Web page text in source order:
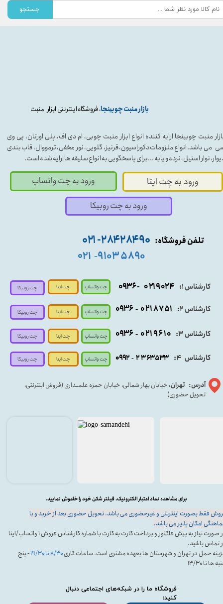
بازار منبت چوبینجا، فروشگاه اینترنتی ابزار منبت
فروشگاه ما را در شبکه‌های اجتماعی دنبال
کنید:
منبت چوبینجا ارایه کننده انواع ابزار منبت چوبی، ام دی اف، پلی اورتان، پی وی
می باشد. انواع ملزومات دکوراسیون، قرنیز، گلویی، نور مخفی، ترمووال، قاب بندی
نوار استیل، نرده و پایه ...برای پاسخگویی به انواع سلیقه ها ارایه شده است.
کارشناس ۱: ۰۲۱۹۰۲۴ - ۰۹۳۶
آدرس: تهران، خیابان بهار شمالی، خیابان حمزه علمــداری (فروش اینترنتی،
تحویل حضوری)
ورود به چت ایتا ورود به چت واتساپ
تلفن فروشگاه: ۹۰ ۲۸۴ ۲۸۴- ۰۲۱
۵۸۹۰ ۹۱۰۳ -۰۲۱
کارشناس ۳: ۰۲۱۹۶۱۰ -۰۹۳۶
فقط بصورت اینترنتی و غیرحضوری می باشد. تحویل حضوری بعد از خرید و با
امکان پذیر می باشد.
در صورت نیاز به پیش فاکتور و پرداخت کارت به کارت با شماره کارشناس فروش ۱ واتساپ/ایتا
تماس باشید.
حمل در تهران و شهرستان ها بعهده مشتری است. ساعات کاری۸/۳۰ تا ۱۹/۳۰
- پنج
ها تا ۱۳/۳۰
برای مشاهده نماد اعتبار الکترونیک، فیلتر شکن خود را خاموش نمایید.
کارشناس ۲: ۰۲۱۸۷۵۱ - ۰۹۳۶
ورود به چت روبیکا
کارشناس 4
: ۲۳۶۳۵۳۳ - ۰۹۹۲
چت واتساپ
چت واتساپ
چت واتساپ
چت واتساپ
چت ایتا
چت ایتا
چت ایتا
چت ایتا
چت روبیکا
چت روبیکا
چت روبیکا
چت روبیکا
جستجو